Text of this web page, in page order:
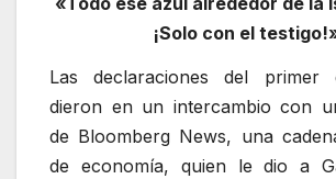
¡Solo con el
Las declaraciones del primer
dieron en un intercambio con
de Bloomberg News, una
de economía, quien le dio a